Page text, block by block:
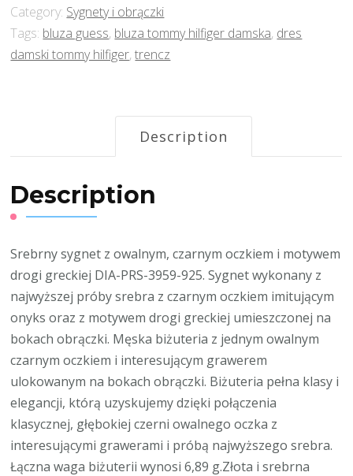
Category: Sygnety i obrączki
Tags: bluza guess, bluza tommy hilfiger damska, dres
damski tommy hilfiger,trencz
Description
Description
Srebrny sygnet z owalnym, czarnym oczkiem i motywem
drogi greckiej DIA-PRS-3959-925. Sygnet wykonany z
najwyższej próby srebra z czarnym oczkiem imitującym
onyks oraz z motywem drogi greckiej umieszczonej na
bokach obrączki. Męska biżuteria z jednym owalnym
czarnym oczkiem i interesującym grawerem
ulokowanym na bokach obrączki. Biżuteria pełna klasy i
elegancji, którą uzyskujemy dzięki połączenia
klasycznej, głębokiej czerni owalnego oczka z
interesującymi grawerami i próbą najwyższego srebra.
Łączna waga biżuterii wynosi 6,89 g.Złota i srebrna